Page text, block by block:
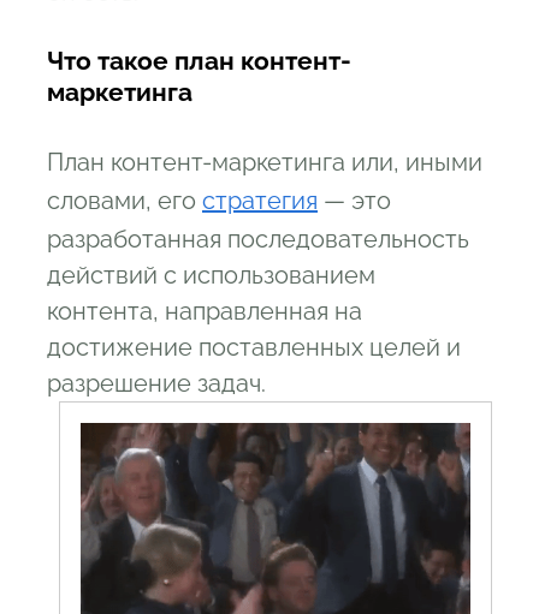
Что такое план контент-
маркетинга
План контент-маркетинга или, иными
словами, его стратегия — это
разработанная последовательность
действий с использованием
контента, направленная на
достижение поставленных целей и
разрешение задач.